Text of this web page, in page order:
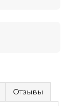
Отзывы